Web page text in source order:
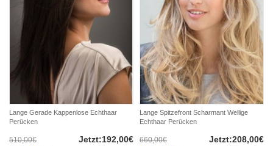
Lange Gerade Kappenlose Echthaar
Perücken
510,00€ Jetzt:192,00€
Lange Spitzefront Scharmant Wellige
Echthaar Perücken
660,00€ Jetzt:208,00€